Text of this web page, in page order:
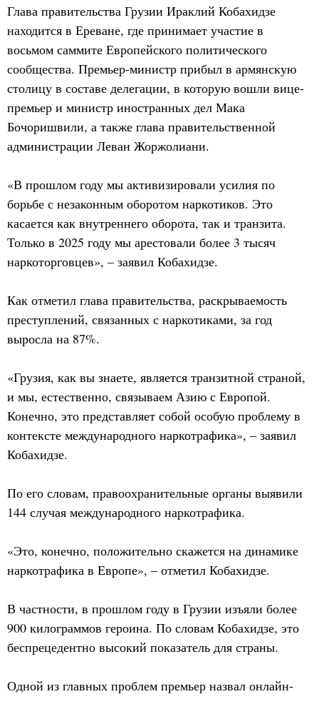
Глава правительства Грузии Ираклий Кобахидзе
находится в Ереване, где принимает участие в
восьмом саммите Европейского политического
сообщества. Премьер-министр прибыл в армянскую
столицу в составе делегации, в которую вошли вице-
премьер и министр иностранных дел Мака
Бочоришвили, а также глава правительственной
администрации Леван Жоржолиани.
«В прошлом году мы активизировали усилия по
борьбе с незаконным оборотом наркотиков. Это
касается как внутреннего оборота, так и транзита.
Только в 2025 году мы арестовали более 3 тысяч
наркоторговцев», – заявил Кобахидзе.
Как отметил глава правительства, раскрываемость
преступлений, связанных с наркотиками, за год
выросла на 87%.
«Грузия, как вы знаете, является транзитной страной,
и мы, естественно, связываем Азию с Европой.
Конечно, это представляет собой особую проблему в
контексте международного наркотрафика», – заявил
Кобахидзе.
По его словам, правоохранительные органы выявили
144 случая международного наркотрафика.
«Это, конечно, положительно скажется на динамике
наркотрафика в Европе», – отметил Кобахидзе.
В частности, в прошлом году в Грузии изъяли более
900 килограммов героина. По словам Кобахидзе, это
беспрецедентно высокий показатель для страны.
Одной из главных проблем премьер назвал онлайн-